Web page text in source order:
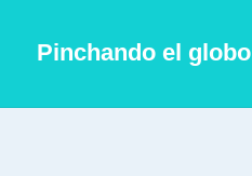
Pinchando el globo